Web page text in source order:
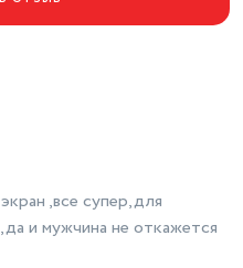
,все супер,для
и мужчина не откажется